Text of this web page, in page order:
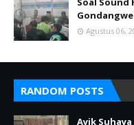
Agustus 06,
RANDOM POSTS
Ayik